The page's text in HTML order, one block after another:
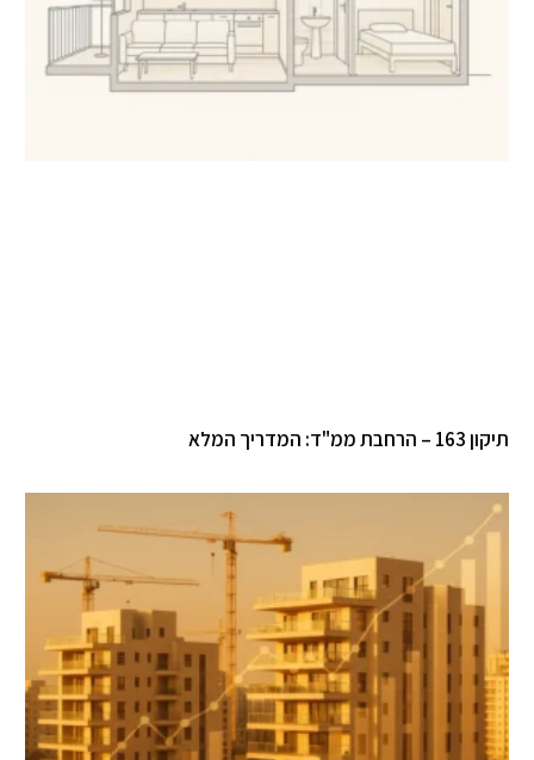
ממ"ד: המדריך המלא